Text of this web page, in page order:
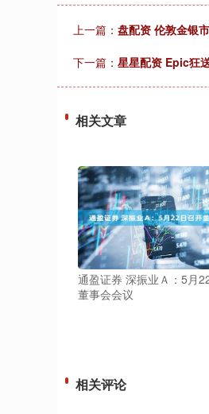
上一篇： 盘配资 伦敦金银
下一篇： 星星配资 Epic狂
相关文章
通盈证券 深振业Ａ：5月
董事会会议
相关评论